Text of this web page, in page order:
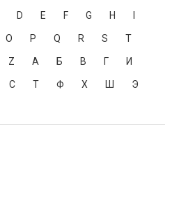
D E F G H I
O P Q R S T
Z А Б В Г И
С Т Ф Х Ш Э